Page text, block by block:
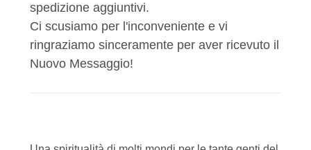
spedizione aggiuntivi.
Ci scusiamo per l'inconveniente e vi
ringraziamo sinceramente per aver ricevuto il
Nuovo Messaggio!